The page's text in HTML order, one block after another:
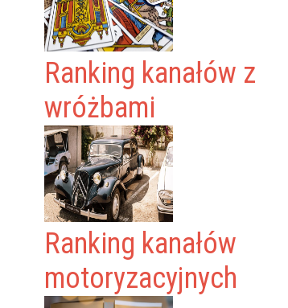
Ranking kanałów z
wróżbami
Ranking kanałów
motoryzacyjnych